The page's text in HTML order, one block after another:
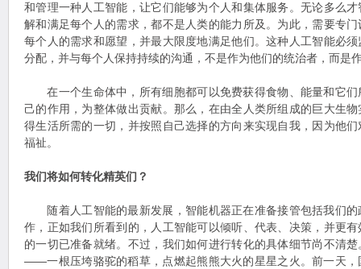
和管理一种人工智能，让它们能够为个人和集体服务。无论多么
解和满足每个人的需求，都不是人类的能力所及。为此，需要专
每个人的需求和愿望，并最大限度地满足他们。这种人工智能必
分配，并与每个人保持持续的沟通，不是作为他们的统治者，而是
在一个生命体中，所有细胞都可以免费获得食物、能量和它们
己的作用，为整体做出贡献。那么，在由全人类所组成的巨大生
得生活所需的一切，并按照自己选择的方向来实现自我，因为他
福祉。
我们将如何转化精英们？
随着人工智能的最新发展，智能机器正在准备接管包括我们的
作，正如我们所看到的，人工智能可以倾听、代表、决策，并更
的一切已准备就绪。不过，我们如何进行转化的具体细节尚不清
——一根压垮骆驼的稻草，点燃起熊熊大火的星星之火。前一天，